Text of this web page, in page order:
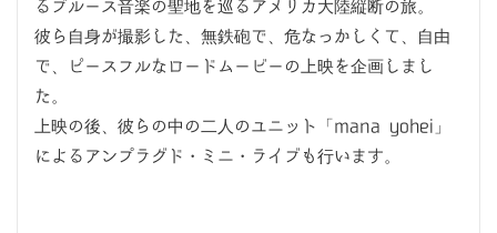
るブルース音楽の聖地を巡るアメリカ大陸縦断の旅。
彼ら自身が撮影した、無鉄砲で、危なっかしくて、自由
で、ピースフルなロードムービーの上映を企画しまし
た。
上映の後、彼らの中の二人のユニット「mana yohei」
によるアンプラグド・ミニ・ライブも行います。